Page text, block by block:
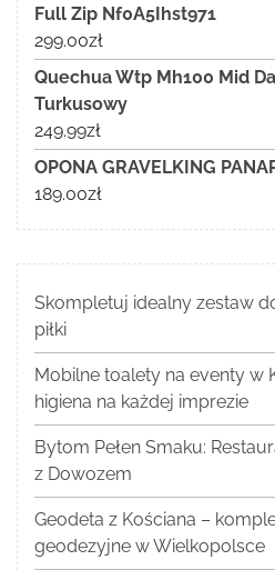
Full Zip Nf0A5Ihst971
299.00zł
Quechua Wtp Mh100 Mid
Turkusowy
249.99zł
OPONA GRAVELKING
189.00zł
Skompletuj idealny zestaw
piłki
Mobilne toalety na eventy w
higiena na każdej imprezie
Bytom Pełen Smaku:
z Dowozem
Geodeta z Kościana –
geodezyjne w Wielkopolsce